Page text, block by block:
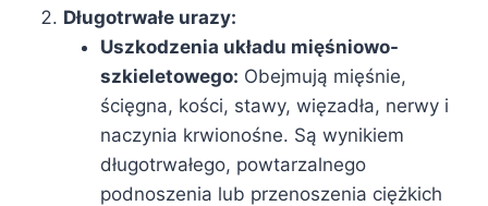
Długotrwałe urazy:
Uszkodzenia układu mięśniowo-
szkieletowego: Obejmują mięśnie,
ścięgna, kości, stawy, więzadła, nerwy i
naczynia krwionośne. Są wynikiem
długotrwałego, powtarzalnego
podnoszenia lub przenoszenia ciężkich